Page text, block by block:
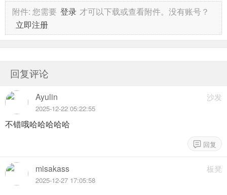
附件:您需要 登录 才可以下载或查看附件。没有账号？
立即注册
回复评论
沙发
Ayulin
2025-12-22 05:22:55
不错哦哈哈哈哈哈
板凳
misakass
2025-12-27 17:05:58